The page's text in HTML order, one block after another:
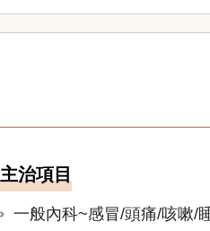
主治項目
一般內科~感冒/頭痛/咳嗽/